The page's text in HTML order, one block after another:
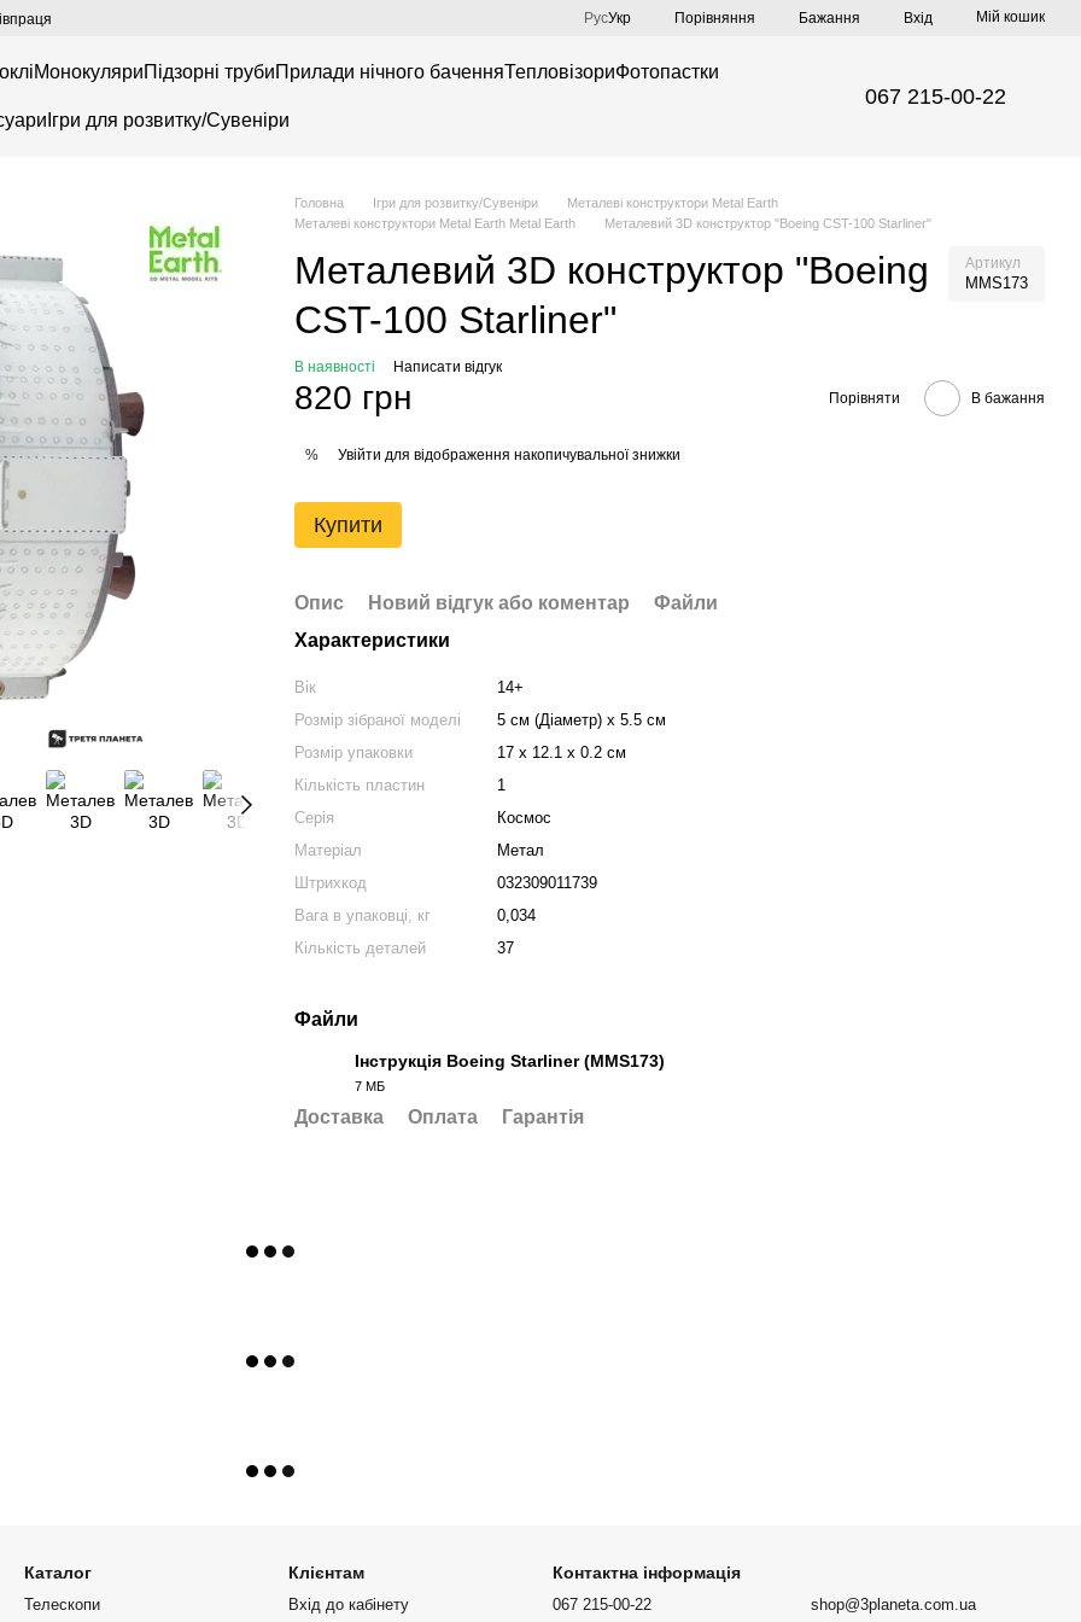
РусУкр Порівняння Бажання Вхід Мій кошик
МонокуляриПідзорні трубиПрилади нічного баченняТепловізориФотопастки
Ігри для розвитку/Сувеніри
067 215-00-22
Головна Ігри для розвитку/Сувеніри
Металеві конструктори Metal Earth
Металеві конструктори Metal Earth Metal Earth
Металевий 3D конструктор "Boeing CST-100 Starliner"
Металевий 3D конструктор "Boeing
CST-100 Starliner"
Артикул
MMS173
В наявності Написати відгук
820 грн Порівняти В бажання
% Увійти для відображення накопичувальної знижки
Купити
Опис Новий відгук або коментар
Файли
Характеристики
Вік
14+
Розмір зібраної моделі
5 см (Діаметр) x 5.5 см
Розмір упаковки
17 х 12.1 х 0.2 см
Кількість пластин
1
Серія
Космос
Матеріал
Метал
Штрихкод
032309011739
Вага в упаковці, кг
0,034
Кількість деталей
37
Файли
Інструкція Boeing Starliner (MMS173)
7 МБ
Доставка Оплата Гарантія
Каталог
Телескопи
Клієнтам
Вхід до кабінету
Контактна інформація
067 215-00-22 shop@3planeta.com.ua